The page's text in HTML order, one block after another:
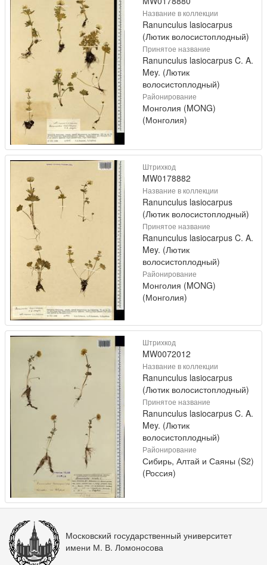
Название в коллекции
Ranunculus lasiocarpus
(Лютик волосистоплодный)
Принятое название
Ranunculus lasiocarpus C. A.
Mey. (Лютик
волосистоплодный)
Районирование
Монголия (MONG)
(Монголия)
Штрихкод
MW0178882
Название в коллекции
Ranunculus lasiocarpus
(Лютик волосистоплодный)
Принятое название
Ranunculus lasiocarpus C. A.
Mey. (Лютик
волосистоплодный)
Районирование
Монголия (MONG)
(Монголия)
Штрихкод
MW0072012
Название в коллекции
Ranunculus lasiocarpus
(Лютик волосистоплодный)
Принятое название
Ranunculus lasiocarpus C. A.
Mey. (Лютик
волосистоплодный)
Районирование
Сибирь, Алтай и Саяны (S2)
(Россия)
Московский государственный университет
имени М. В. Ломоносова